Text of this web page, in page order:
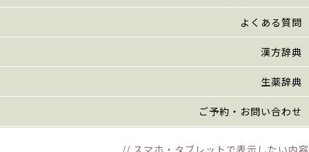
よくある質問
漢方辞典
生薬辞典
ご予約・お問い合わせ
// スマホ・タブレットで表示したい内容